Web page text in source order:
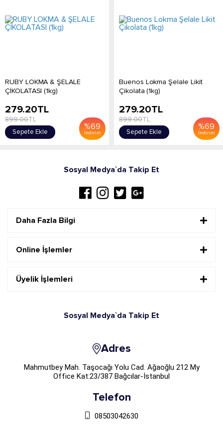
RUBY LOKMA & ŞELALE
ÇİKOLATASI (1kg)
%69
İndirim
279.20TL
899.00TL
Sepete Ekle
Buenos Lokma Şelale Likit
Çikolata (1kg)
%69
İndirim
279.20TL
899.00TL
Sepete Ekle
Sosyal Medya`da Takip Et
Daha Fazla Bilgi
Online İşlemler
Üyelik İşlemleri
Sosyal Medya`da Takip Et
Adres
Mahmutbey Mah. Taşocağı Yolu Cad. Ağaoğlu 212 My
Office Kat:23/387 Bağcılar-İstanbul
Telefon
08503042630